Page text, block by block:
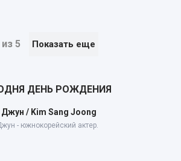
из 5 Показать еще
ДЕНЬ РОЖДЕНИЯ
/ Kim Sang Joong
- южнокорейский актер.